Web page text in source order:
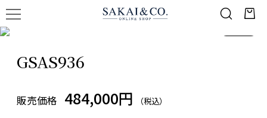
GSAS936
販売価格 484,000円 （税込）